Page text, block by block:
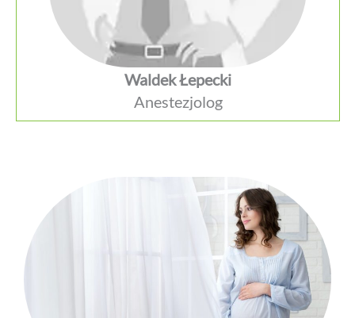
Waldek Łepecki
Anestezjolog